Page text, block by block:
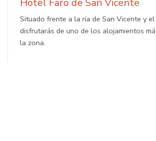
Hotel Faro de San Vicente
Situado frente a la ría de San Vicente y
disfrutarás de uno de los alojamientos
la zona.